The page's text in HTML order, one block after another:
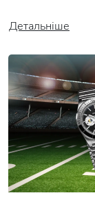
Детальніше